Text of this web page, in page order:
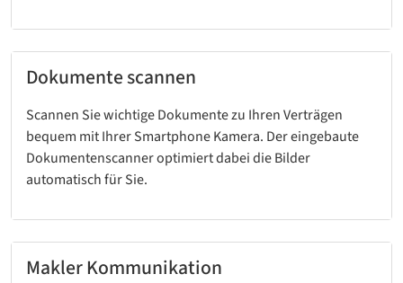
Dokumente scannen
Scannen Sie wichtige Dokumente zu Ihren Verträgen
bequem mit Ihrer Smartphone Kamera. Der eingebaute
Dokumentenscanner optimiert dabei die Bilder
automatisch für Sie.
Makler Kommunikation